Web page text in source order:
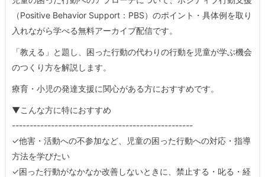
（Positive Behavior Support：PBS）のポイント・具体例を取り
入れながら学べる無料アーカイブ配信です。
「教える」と題し、困った行動の代わりの行動を児童が学ぶ機会
のつくり方を解説します。
療育・小児の発達支援に関心がある方におすすめです。
▼こんな方に特におすすめ
---------------------------------------------------
✓他害・活動への不参加など、児童の困った行動への対応・指導
方法を学びたい
✓困った行動がなかなか改善しないときに、禁止する・叱る・経